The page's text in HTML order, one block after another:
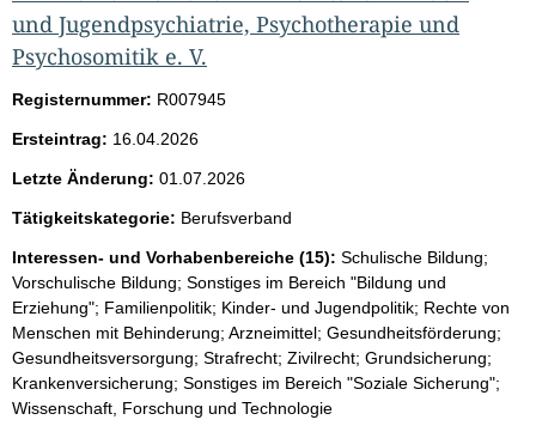
und Jugendpsychiatrie, Psychotherapie und
Psychosomitik e. V.
Registernummer: R007945
Ersteintrag: 16.04.2026
Letzte Änderung: 01.07.2026
Tätigkeitskategorie: Berufsverband
Interessen- und Vorhabenbereiche (15): Schulische Bildung;
Vorschulische Bildung; Sonstiges im Bereich "Bildung und
Erziehung"; Familienpolitik; Kinder- und Jugendpolitik; Rechte von
Menschen mit Behinderung; Arzneimittel; Gesundheitsförderung;
Gesundheitsversorgung; Strafrecht; Zivilrecht; Grundsicherung;
Krankenversicherung; Sonstiges im Bereich "Soziale Sicherung";
Wissenschaft, Forschung und Technologie